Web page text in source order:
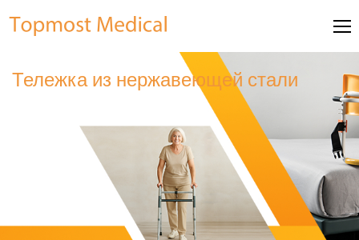
Тележка из нержавеющей стали